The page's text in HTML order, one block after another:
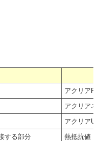
アクリア
アクリア
アクリアU
する部分
熱抵抗値（